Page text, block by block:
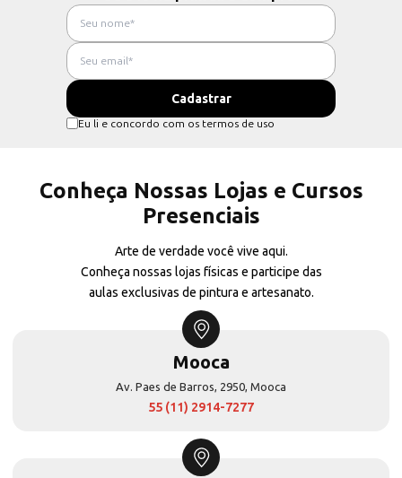
Eu li e concordo com os termos de uso
Conheça Nossas Lojas e Cursos
Presenciais
Arte de verdade você vive aqui.
Conheça nossas lojas físicas e participe das
aulas exclusivas de pintura e artesanato.
Mooca
Av. Paes de Barros, 2950, Mooca
55 (11) 2914-7277